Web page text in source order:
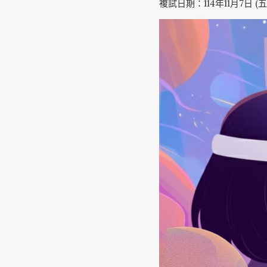
複試日期：114年11月7日 (